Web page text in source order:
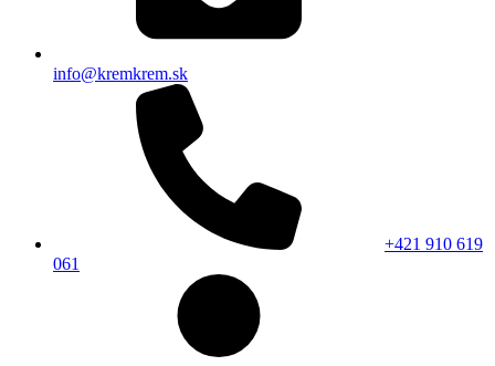
info@kremkrem.sk
+421 910 619
061